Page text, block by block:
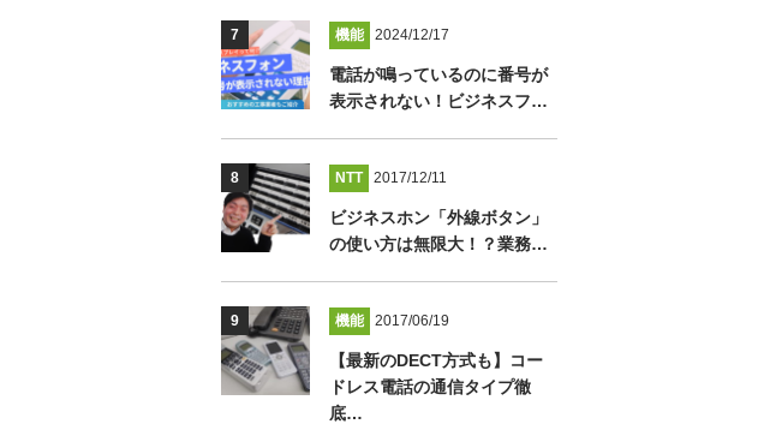
機能 2024/12/17
電話が鳴っているのに番号が
表示されない！ビジネスフ…
NTT 2017/12/11
ビジネスホン「外線ボタン」
の使い方は無限大！？業務…
機能 2017/06/19
【最新のDECT方式も】コー
ドレス電話の通信タイプ徹
底…